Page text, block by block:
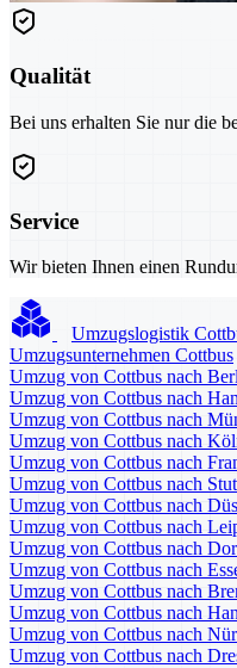
Qualität
Bei uns erhalten Sie nur die
Service
Wir bieten Ihnen einen
Umzugslogistik
Umzugsunternehmen Cottbus
Umzug von Cottbus nach
Umzug von Cottbus nach
Umzug von Cottbus nach
Umzug von Cottbus nach
Umzug von Cottbus nach
Umzug von Cottbus nach
Umzug von Cottbus nach
Umzug von Cottbus nach
Umzug von Cottbus nach
Umzug von Cottbus nach
Umzug von Cottbus nach
Umzug von Cottbus nach
Umzug von Cottbus nach
Umzug von Cottbus nach